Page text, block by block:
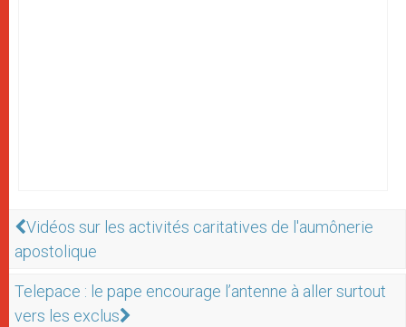
Vidéos sur les activités caritatives de l'aumônerie
apostolique
Telepace : le pape encourage l’antenne à aller surtout
vers les exclus